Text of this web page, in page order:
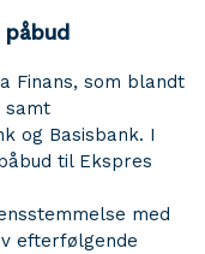
Finans, som blandt
samt
og Basisbank. I
til Ekspres
med
efterfølgende